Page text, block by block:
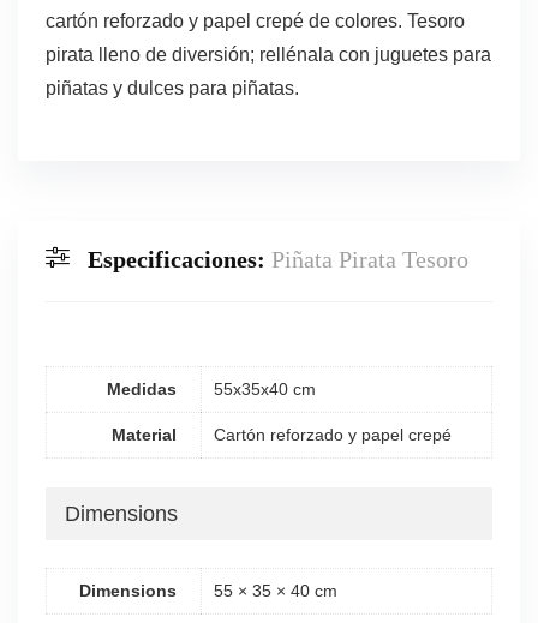
cartón reforzado y papel crepé de colores. Tesoro
pirata lleno de diversión; rellénala con juguetes para
piñatas y dulces para piñatas.
Especificaciones: Piñata Pirata Tesoro
Medidas 55x35x40 cm
Material Cartón reforzado y papel crepé
Dimensions
Dimensions 55 × 35 × 40 cm